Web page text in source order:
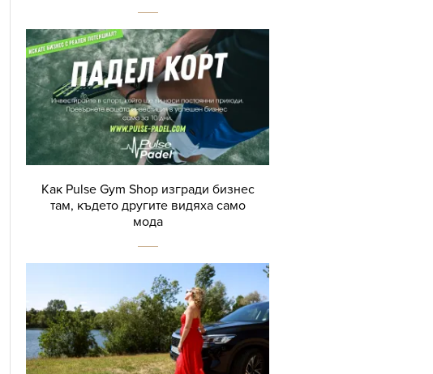
Как Pulse Gym Shop изгради бизнес
там, където другите видяха само
мода